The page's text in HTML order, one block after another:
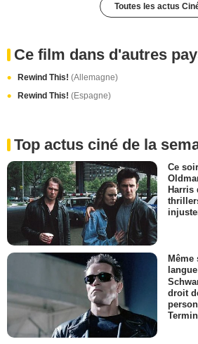
Toutes les actus
Ce film dans d'autres
Rewind This! (Allemagne)
Rewind This! (Espagne)
Top actus ciné de la
Ce
Harris
Même
droit